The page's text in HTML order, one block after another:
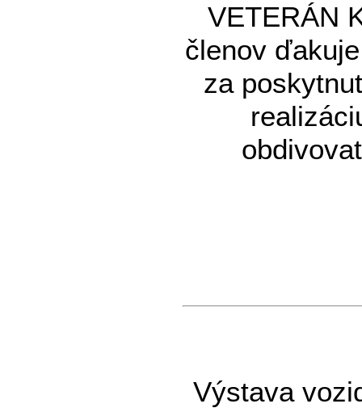
VETERÁN
členov
za
Výstava